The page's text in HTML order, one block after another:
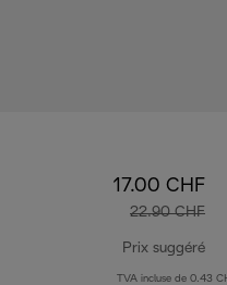
17.00 CHF
22.90 CHF
Prix suggéré
TVA incluse de 0.43